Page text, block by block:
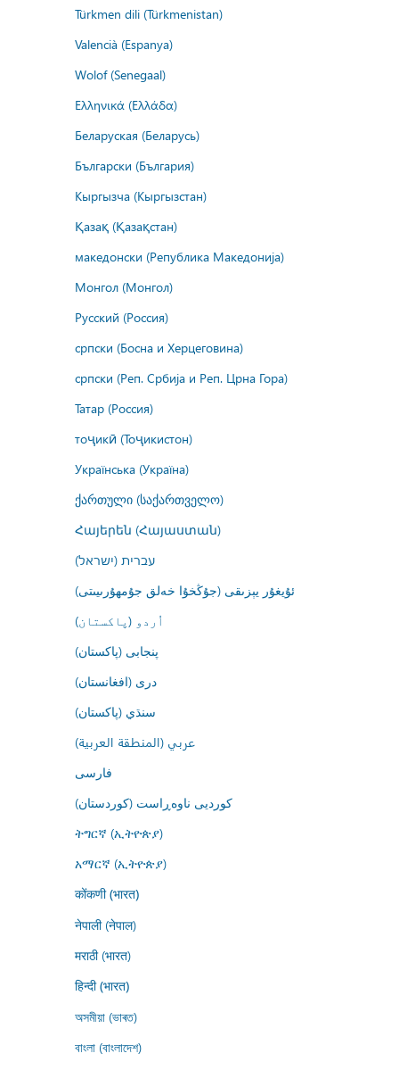
Türkmen dili (Türkmenistan)
Valencià (Espanya)
Wolof (Senegaal)
Ελληνικά (Ελλάδα)
Беларуская (Беларусь)
Български (България)
Кыргызча (Кыргызстан)
Қазақ (Қазақстан)
македонски (Република Македонија)
Монгол (Монгол)
Русский (Россия)
српски (Босна и Херцеговина)
српски (Реп. Србија и Реп. Црна Гора)
Татар (Россия)
тоҷикӣ (Тоҷикистон)
Українська (Україна)
ქართული (საქართველო)
Հայերեն (Հայաստան)
עברית (ישראל)
ئۇيغۇر يېزىقى (جۇڭخۇا خەلق جۇمھۇرىيىتى)
اُردو (پاکستان)
پنجابی (پاکستان)
درى (افغانستان)
سنڌي (پاکستان)
عربي (المنطقة العربية)
فارسى
کوردیی ناوەڕاست (کوردستان)
ትግርኛ (ኢትዮጵያ)
አማርኛ (ኢትዮጵያ)
कोंकणी (भारत)
नेपाली (नेपाल)
मराठी (भारत)
हिन्दी (भारत)
অসমীয়া (ভাৰত)
বাংলা (বাংলাদেশ)